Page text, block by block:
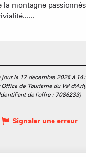
la montagne
jour le 17 décembre 2025 à
Office de Tourisme du Val d'Arly
de l'offre : 7086233)
Signaler une erreur